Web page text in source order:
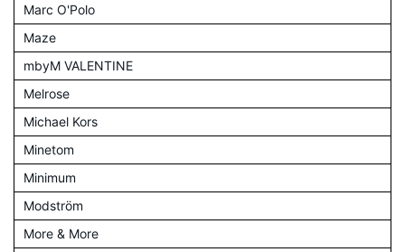
Marc O'Polo
Maze
mbyM VALENTINE
Melrose
Michael Kors
Minetom
Minimum
Modström
More & More